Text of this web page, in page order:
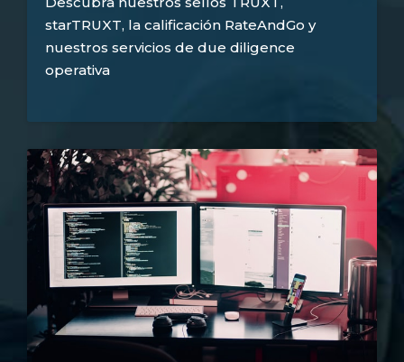
starTRUXT, la calificación RateAndGo y
nuestros servicios de due diligence
operativa